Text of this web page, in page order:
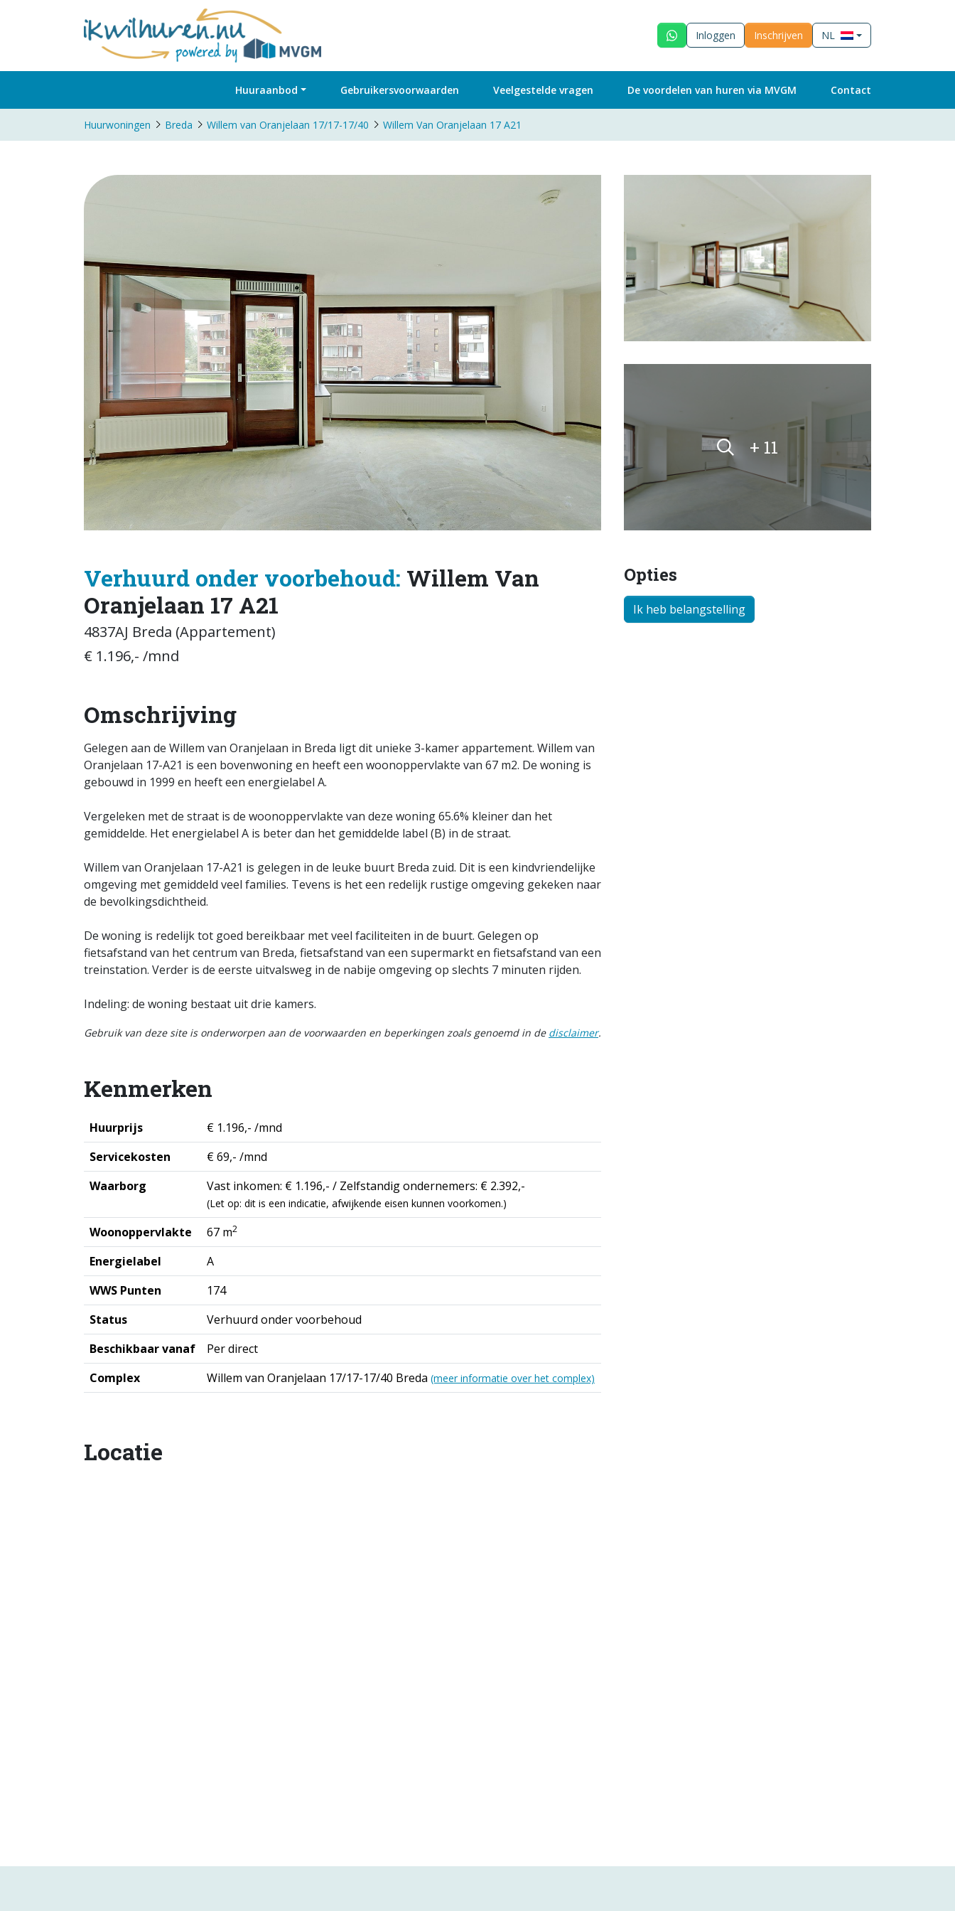
Inloggen Inschrijven NL
Huuraanbod Gebruikersvoorwaarden Veelgestelde vragen De voordelen van huren via MVGM Contact
Huurwoningen Breda Willem van Oranjelaan 17/17-17/40 Willem Van Oranjelaan 17 A21
+ 11
Opties
Ik heb belangstelling
Verhuurd onder voorbehoud: Willem Van
Oranjelaan 17 A21
4837AJ Breda (Appartement)
€ 1.196,- /mnd
Omschrijving
Gelegen aan de Willem van Oranjelaan in Breda ligt dit unieke 3-kamer appartement. Willem van
Oranjelaan 17-A21 is een bovenwoning en heeft een woonoppervlakte van 67 m2. De woning is
gebouwd in 1999 en heeft een energielabel A.
Vergeleken met de straat is de woonoppervlakte van deze woning 65.6% kleiner dan het
gemiddelde. Het energielabel A is beter dan het gemiddelde label (B) in de straat.
Willem van Oranjelaan 17-A21 is gelegen in de leuke buurt Breda zuid. Dit is een kindvriendelijke
omgeving met gemiddeld veel families. Tevens is het een redelijk rustige omgeving gekeken naar
de bevolkingsdichtheid.
De woning is redelijk tot goed bereikbaar met veel faciliteiten in de buurt. Gelegen op
fietsafstand van het centrum van Breda, fietsafstand van een supermarkt en fietsafstand van een
treinstation. Verder is de eerste uitvalsweg in de nabije omgeving op slechts 7 minuten rijden.
Indeling: de woning bestaat uit drie kamers.
Gebruik van deze site is onderworpen aan de voorwaarden en beperkingen zoals genoemd in de disclaimer.
Kenmerken
Huurprijs
€ 1.196,- /mnd
Servicekosten
€ 69,- /mnd
Waarborg
Vast inkomen: € 1.196,- / Zelfstandig ondernemers: € 2.392,-
(Let op: dit is een indicatie, afwijkende eisen kunnen voorkomen.)
Woonoppervlakte 67 m2
Energielabel
A
WWS Punten
174
Status
Verhuurd onder voorbehoud
Beschikbaar vanaf
Per direct
Complex
Willem van Oranjelaan 17/17-17/40 Breda (meer informatie over het complex)
Locatie